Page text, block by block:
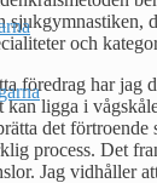
sjukgymnastiken,
och
föredrag har jag
kan ligga i
det förtroende
process. Det
Jag vidhåller